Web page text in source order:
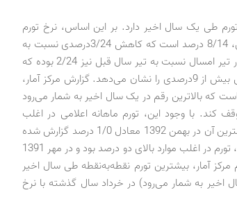
طی یک سال اخیر دارد. بر این اساس، نرخ تورم
نقطه‌به‌نقطه در تیر امسال نسبت به تیر سال پیش، 8/14 درصد است که کاهش 3/24‌درصدی نسبت به
رقم مشابه سال قبل نشان می‌دهد. تورم سالانه در تیر امسال نسبت به تیر سال قبل نیز 2/24 بوده که
نسبت به رقم 9/33 درصد در تیر سال قبل، کاهش بیش از 9‌درصدی را نشان می‌دهد. گزارش مرکز آمار،
را 5/2 درصد اعلام کرده است که بالاترین رقم در یک سال اخیر به شمار می‌رود
کند. با وجود این، تورم ماهانه اعلامی در اغلب
ماه‌های یک سال اخیر کمتر از دو درصد بوده که کمترین آن در بهمن 1392 معادل 1/0 درصد گزارش شده
است. این در حالی است که در یک سال پیش از آن، تورم در اغلب موارد بالای دو درصد بود و در مهر 1391
اساس اعلام مرکز آمار، بیشترین تورم نقطه‌به‌نقطه طی سال اخیر
اخیر به شمار می‌رود) در خرداد سال گذشته با نرخ